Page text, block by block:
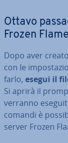
Ottavo
Frozen Flame
Dopo aver
con le
farlo, esegui il
Si aprirà il
verranno
comandi è
server Frozen